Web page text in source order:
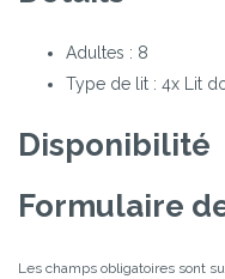
Adultes : 8
Type de lit : 4x Lit
Disponibilité
Formulaire
Les champs obligatoires sont